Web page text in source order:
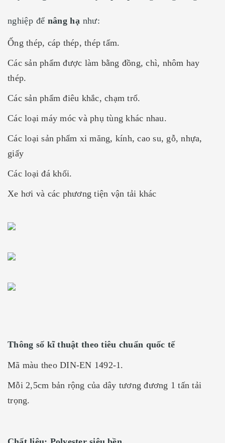
nghiệp để nâng hạ như:
Ống thép, cáp thép, thép tấm.
Các sản phẩm được làm bằng đồng, chì, nhôm hay
thép.
Các sản phẩm điêu khắc, chạm trổ.
Các loại máy móc và phụ tùng khác nhau.
Các loại sản phẩm xi măng, kính, cao su, gỗ, nhựa,
giấy
Các loại đá khối.
Xe hơi và các phương tiện vận tải khác
Thông số kĩ thuật theo tiêu chuẩn quốc tế
Mã màu theo DIN-EN 1492-1.
Mỗi 2,5cm bản rộng của dây tương đương 1 tấn tải
trọng.